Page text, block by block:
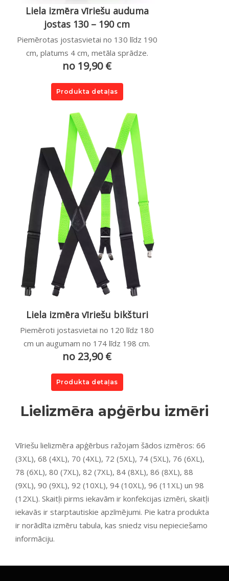
Liela izmēra vīriešu auduma
jostas 130 – 190 cm
Piemērotas jostasvietai no 130 līdz 190
cm, platums 4 cm, metāla sprādze.
no 19,90 €
Produkta detaļas
Liela izmēra vīriešu bikšturi
Piemēroti jostasvietai no 120 līdz 180
cm un augumam no 174 līdz 198 cm.
no 23,90 €
Produkta detaļas
Lielizmēra apģērbu izmēri
Vīriešu lielizmēra apģērbus ražojam šādos izmēros: 66
(3XL), 68 (4XL), 70 (4XL), 72 (5XL), 74 (5XL), 76 (6XL),
78 (6XL), 80 (7XL), 82 (7XL), 84 (8XL), 86 (8XL), 88
(9XL), 90 (9XL), 92 (10XL), 94 (10XL), 96 (11XL) un 98
(12XL). Skaitļi pirms iekavām ir konfekcijas izmēri, skaitļi
iekavās ir starptautiskie apzīmējumi. Pie katra produkta
ir norādīta izmēru tabula, kas sniedz visu nepieciešamo
informāciju.